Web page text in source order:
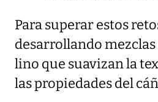
Para superar estos
desarrollando
lino que suavizan la
las propiedades del